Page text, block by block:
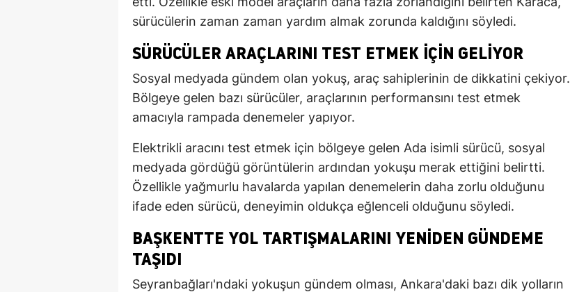
sürücülerin zaman zaman yardım almak zorunda kaldığını söyledi.
SÜRÜCÜLER ARAÇLARINI TEST ETMEK İÇIN GELIYOR
Sosyal medyada gündem olan yokuş, araç sahiplerinin de dikkatini çekiyor.
Bölgeye gelen bazı sürücüler, araçlarının performansını test etmek
amacıyla rampada denemeler yapıyor.
Elektrikli aracını test etmek için bölgeye gelen Ada isimli sürücü, sosyal
medyada gördüğü görüntülerin ardından yokuşu merak ettiğini belirtti.
Özellikle yağmurlu havalarda yapılan denemelerin daha zorlu olduğunu
ifade eden sürücü, deneyimin oldukça eğlenceli olduğunu söyledi.
BAŞKENTTE YOL TARTIŞMALARINI YENIDEN GÜNDEME
TAŞIDI
Seyranbağları'ndaki yokuşun gündem olması, Ankara'daki bazı dik yolların